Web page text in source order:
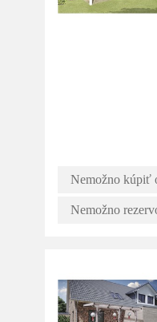
Nemožno kúpiť
Nemožno